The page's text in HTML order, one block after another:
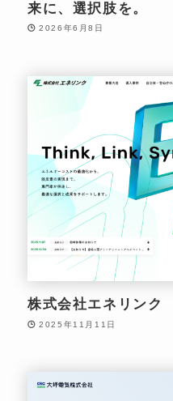
来に、選択肢を。
2026年6月8日
株式会社エネリンク
2025年11月11日